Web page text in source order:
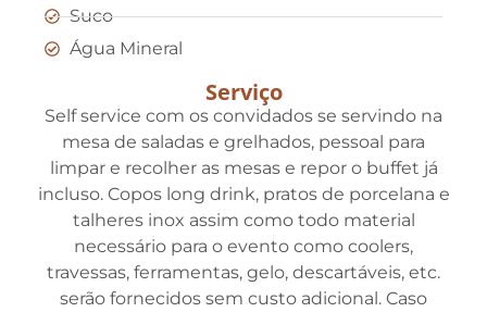
Suco
Água Mineral
Serviço
Self service com os convidados se servindo na
mesa de saladas e grelhados, pessoal para
limpar e recolher as mesas e repor o buffet já
incluso. Copos long drink, pratos de porcelana e
talheres inox assim como todo material
necessário para o evento como coolers,
travessas, ferramentas, gelo, descartáveis, etc.
serão fornecidos sem custo adicional. Caso